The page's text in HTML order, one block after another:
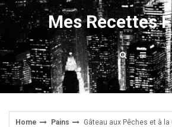
Skip
to
content
Mes Recettes
Home Pains Gâteau aux Pêches et à la